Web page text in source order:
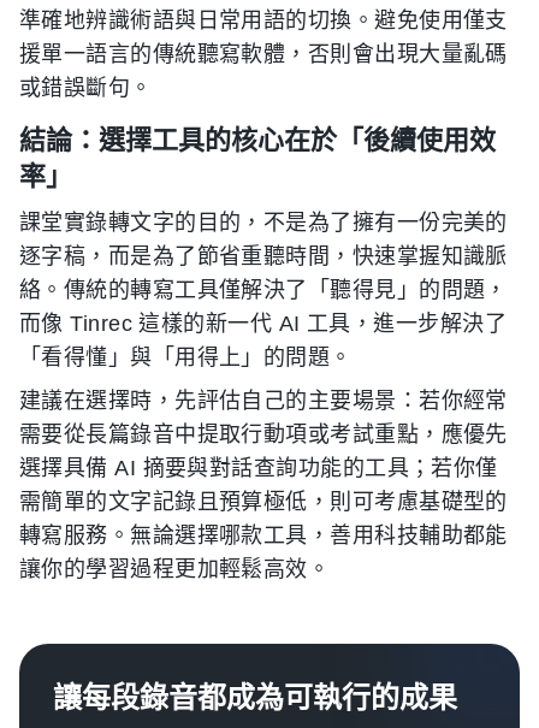
準確地辨識術語與日常用語的切換。避免使用僅支
援單一語言的傳統聽寫軟體，否則會出現大量亂碼
或錯誤斷句。
結論：選擇工具的核心在於「後續使用效
率」
課堂實錄轉文字的目的，不是為了擁有一份完美的
逐字稿，而是為了節省重聽時間，快速掌握知識脈
絡。傳統的轉寫工具僅解決了「聽得見」的問題，
而像 Tinrec 這樣的新一代 AI 工具，進一步解決了
「看得懂」與「用得上」的問題。
建議在選擇時，先評估自己的主要場景：若你經常
需要從長篇錄音中提取行動項或考試重點，應優先
選擇具備 AI 摘要與對話查詢功能的工具；若你僅
需簡單的文字記錄且預算極低，則可考慮基礎型的
轉寫服務。無論選擇哪款工具，善用科技輔助都能
讓你的學習過程更加輕鬆高效。
讓每段錄音都成為可執行的成果